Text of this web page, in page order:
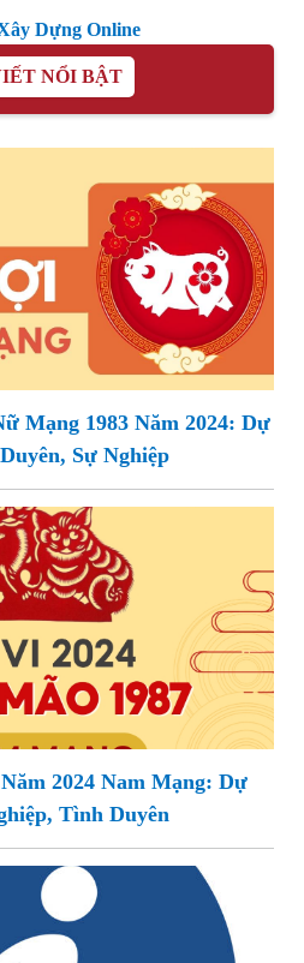
Dựng Online
NỔI BẬT
Mạng 1983 Năm 2024: Dự
Sự Nghiệp
2024 Nam Mạng: Dự
Tình Duyên